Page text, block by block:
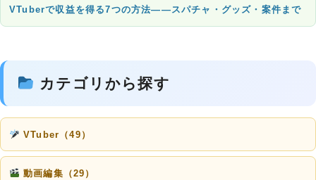
VTuberで収益を得る7つの方法——スパチャ・グッズ・案件まで
カテゴリから探す
VTuber（49）
動画編集（29）